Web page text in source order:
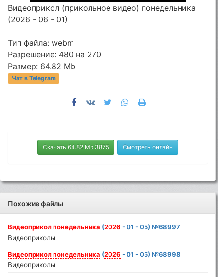
Видеоприкол (прикольное видео) понедельника
(2026 - 06 - 01)
Тип файла: webm
Разрешение: 480 на 270
Размер: 64.82 Mb
Чат в Telegram
Скачать 64.82 Mb 3875 Смотреть онлайн
Похожие файлы
Видеоприкол понедельника (2026 - 01 - 05) №68997
Видеоприколы
Видеоприкол понедельника (2026 - 01 - 05) №68998
Видеоприколы